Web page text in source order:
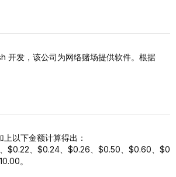
开发，该公司为网络赌场提供软件。根据
以下金额计算得出：
$0.22、$0.24、$0.26、$0.50、$0.60、$0
。